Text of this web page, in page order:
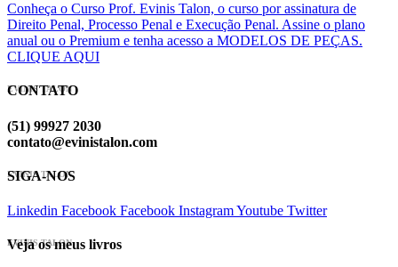
Conheça o Curso Prof. Evinis Talon, o curso por assinatura de
Direito Penal, Processo Penal e Execução Penal. Assine o plano
anual ou o Premium e tenha acesso a MODELOS DE PEÇAS.
CLIQUE AQUI
EVINIS TALON
CONTATO
(51) 99927 2030
contato@evinistalon.com
EVINIS TALON
SIGA-NOS
Linkedin Facebook Facebook InstagramYoutube Twitter
EVINIS TALON
Veja os meus livros